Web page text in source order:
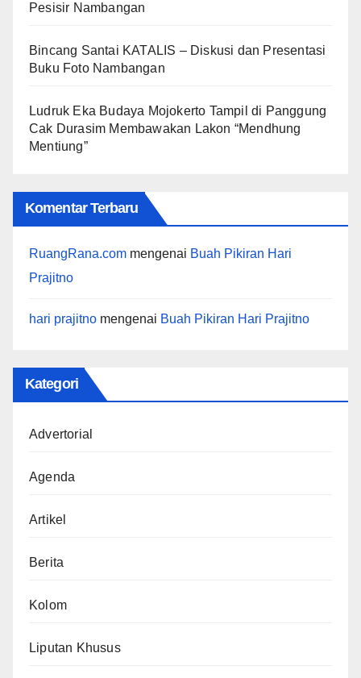
Pesisir Nambangan
Bincang Santai KATALIS – Diskusi dan Presentasi
Buku Foto Nambangan
Ludruk Eka Budaya Mojokerto Tampil di Panggung
Cak Durasim Membawakan Lakon “Mendhung
Mentiung”
Komentar Terbaru
RuangRana.com mengenai Buah Pikiran Hari
Prajitno
hari prajitno mengenai Buah Pikiran Hari Prajitno
Kategori
Advertorial
Agenda
Artikel
Berita
Kolom
Liputan Khusus